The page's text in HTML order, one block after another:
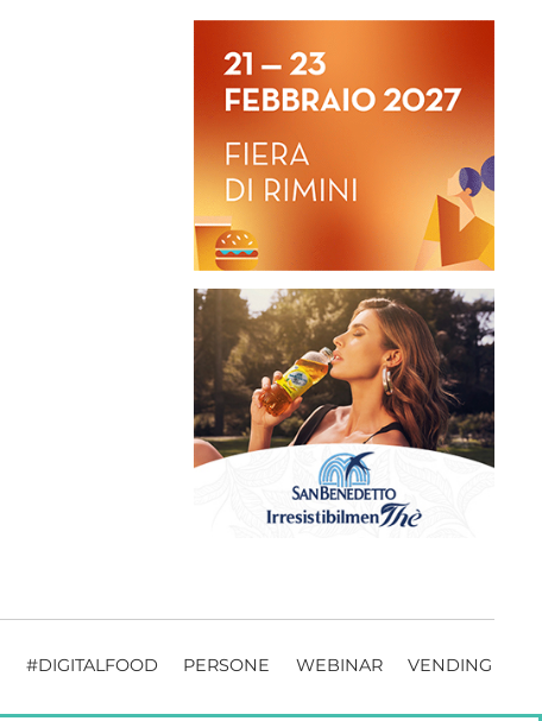
#DIGITALFOOD PERSONE WEBINAR VENDING